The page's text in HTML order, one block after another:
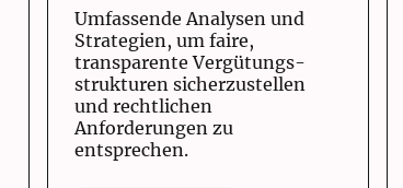
Umfassende Analysen und
Strategien, um faire,
transparente Vergütungs-
strukturen sicherzustellen
und rechtlichen
Anforderungen zu
entsprechen.